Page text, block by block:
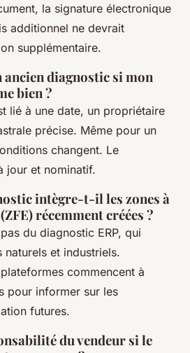
la signature électronique
additionnel ne devrait
supplémentaire.
diagnostic si mon
bien ?
lié à une date, un propriétaire
précise. Même pour un
changent. Le
jour et nominatif.
intègre-t-il les zones à
récemment créées ?
du diagnostic ERP, qui
naturels et industriels.
commencent à
pour informer sur les
futures.
du vendeur si le